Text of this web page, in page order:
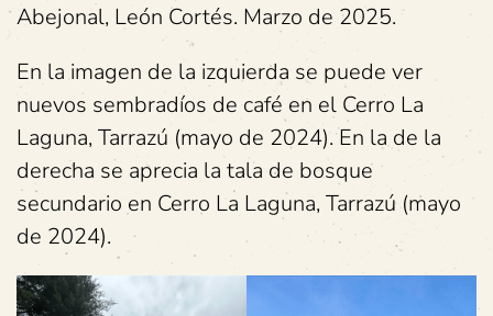
Abejonal, León Cortés. Marzo de 2025.
En la imagen de la izquierda se puede ver
nuevos sembradíos de café en el Cerro La
Laguna, Tarrazú (mayo de 2024). En la de la
derecha se aprecia la tala de bosque
secundario en Cerro La Laguna, Tarrazú (mayo
de 2024).